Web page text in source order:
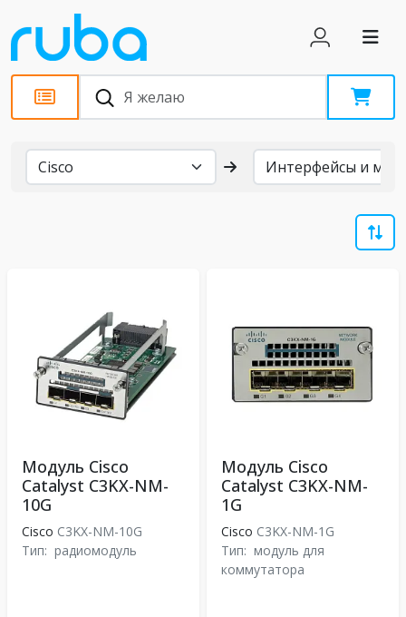
Бренды
Модуль Cisco
Catalyst C3KX-NM-
10G
Cisco C3KX-NM-10G
Тип: радиомодуль
Модуль Cisco
Catalyst C3KX-NM-
1G
Cisco C3KX-NM-1G
Тип: модуль для
коммутатора